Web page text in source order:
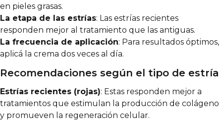
en pieles grasas.
La etapa de las estrías: Las estrías recientes
responden mejor al tratamiento que las antiguas.
La frecuencia de aplicación: Para resultados óptimos,
aplicá la crema dos veces al día.
Recomendaciones según el tipo de estría
Estrías recientes (rojas): Estas responden mejor a
tratamientos que estimulan la producción de colágeno
y promueven la regeneración celular.